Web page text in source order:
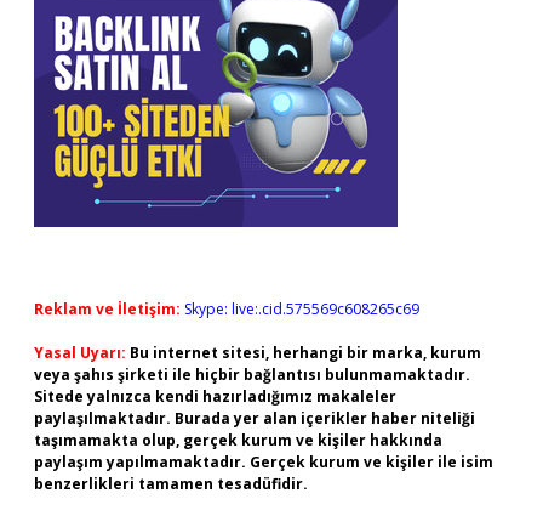
Reklam ve İletişim: Skype: live:.cid.575569c608265c69
Yasal Uyarı: Bu internet sitesi, herhangi bir marka, kurum
veya şahıs şirketi ile hiçbir bağlantısı bulunmamaktadır.
Sitede yalnızca kendi hazırladığımız makaleler
paylaşılmaktadır. Burada yer alan içerikler haber niteliği
taşımamakta olup, gerçek kurum ve kişiler hakkında
paylaşım yapılmamaktadır. Gerçek kurum ve kişiler ile isim
benzerlikleri tamamen tesadüfidir.